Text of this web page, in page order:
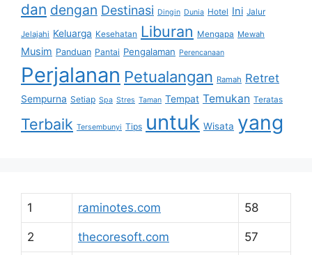
dan dengan Destinasi Dingin Dunia Hotel Ini Jalur
Jelajahi Keluarga Kesehatan Liburan Mengapa Mewah
Musim Panduan Pantai Pengalaman Perencanaan
Perjalanan Petualangan Ramah Retret
Sempurna Setiap Spa Stres Taman Tempat Temukan Teratas
Terbaik Tersembunyi Tips untuk Wisata yang
1 raminotes.com 58
2 thecoresoft.com 57